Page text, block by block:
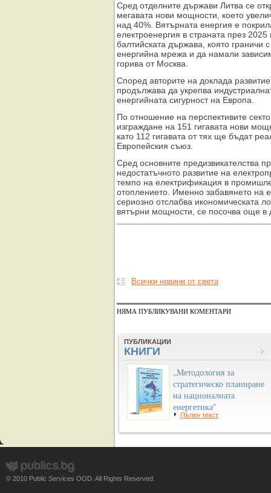
Сред отделните държави Литва се
мегавата нови мощности, което
над 40%. Вятърната енергия е
електроенергия в страната през
балтийската държава, която граничи
енергийна мрежа и да намали
горива от Москва.
Според авторите на доклада
продължава да укрепва
енергийната сигурност на Европа.
По отношение на перспективите
изграждане на 151 гигавата нови
като 112 гигавата от тях ще бъдат
Европейския съюз.
Сред основните предизвикателства
недостатъчното развитие на
темпо на електрификация в
отоплението. Именно забавянето на
сериозно отслабва икономическата
вятърни мощности, се посочва още в
Всички новини от света
НЯМА ПУБЛИКУВАНИ КОМЕНТАРИ
ПУБЛИКАЦИИ
КНИГИ
„Методология за
стратегическо планиране
на националната
енергетика"
Пълен текст
© 2010 Public Services OOD. All Rights Reserved.